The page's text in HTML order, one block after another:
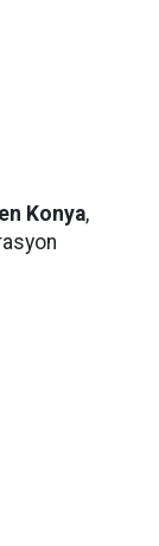
Konya,